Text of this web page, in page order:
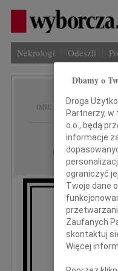
Nekrologi Odeszli
IMIĘ I NAZWISKO:
REGION:
DATA EMISJI:
Dbamy o
Droga
Partnerzy, w
o.o., będą
informacje
ograniczyć
Twoje dane
Zaufanych
skontaktuj
Więcej